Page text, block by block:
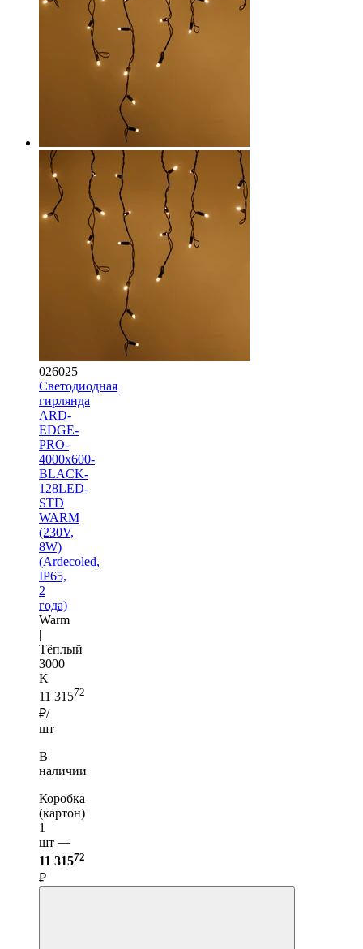
026025
Светодиодная
гирлянда
ARD-
EDGE-
PRO-
4000x600-
BLACK-
128LED-
STD
WARM
(230V,
8W)
(Ardecoled,
IP65,
2
года)
Warm
|
Тёплый
3000
K
11 31572
₽/
шт
В
наличии
Коробка
(картон)
1
шт —
11 31572
₽